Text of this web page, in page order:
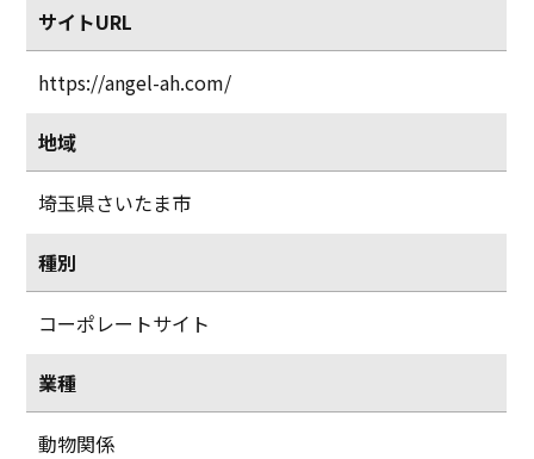
サイトURL
https://angel-ah.com/
地域
埼玉県さいたま市
種別
コーポレートサイト
業種
動物関係